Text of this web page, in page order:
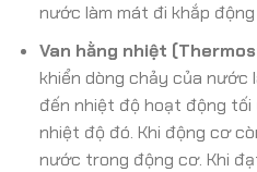
nước làm mát đi khắp
Van hằng nhiệt
khiển dòng chảy của nước
đến nhiệt độ hoạt động
nhiệt độ đó. Khi động cơ
nước trong động cơ. Khi